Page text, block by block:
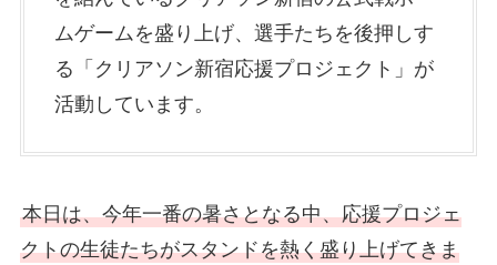
ムゲームを盛り上げ、選手たちを後押しす
る「クリアソン新宿応援プロジェクト」が
活動しています。
本日は、今年一番の暑さとなる中、応援プロジェ
クトの生徒たちがスタンドを熱く盛り上げてきま